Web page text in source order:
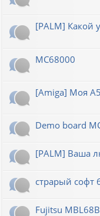
[PALM] Какой
MC68000
[Amiga] Моя
Demo board
[PALM] Ваша
страрый софт
Fujitsu